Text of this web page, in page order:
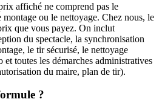
affiché ne comprend pas le
montage ou le nettoyage. Chez nous, le
que vous payez. On inclut
du spectacle, la synchronisation
le tir sécurisé, le nettoyage
toutes les démarches administratives
du maire, plan de tir).
?